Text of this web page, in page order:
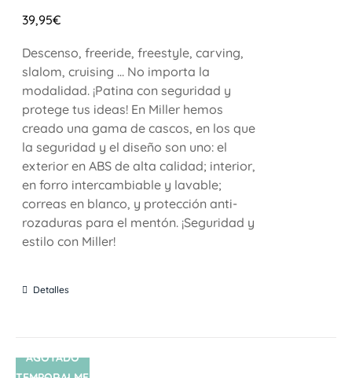
39,95€
Descenso, freeride, freestyle, carving,
slalom, cruising ... No importa la
modalidad. ¡Patina con seguridad y
protege tus ideas! En Miller hemos
creado una gama de cascos, en los que
la seguridad y el diseño son uno: el
exterior en ABS de alta calidad; interior,
en forro intercambiable y lavable;
correas en blanco, y protección anti-
rozaduras para el mentón. ¡Seguridad y
estilo con Miller!
Detalles
AGOTADO